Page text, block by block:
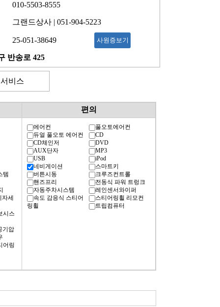
010-5503-8555
그랜드상사 | 051-904-5223
25-051-38649 사원증보기
반송로 425
비스
편의
템
세
시스
기압
어링
에어컨
풀오토에어컨
듀얼 풀오토 에어컨
CD
CD체인저
DVD
AUX단자
MP3
USB
iPod
네비게이션
스마트키
버튼시동
크루즈컨트롤
핸즈프리
전동식 파워 트렁크
자동주차시스템
레인센서와이퍼
속도 감응식 스티어
링휠
스티어링휠 리모컨
트립컴퓨터